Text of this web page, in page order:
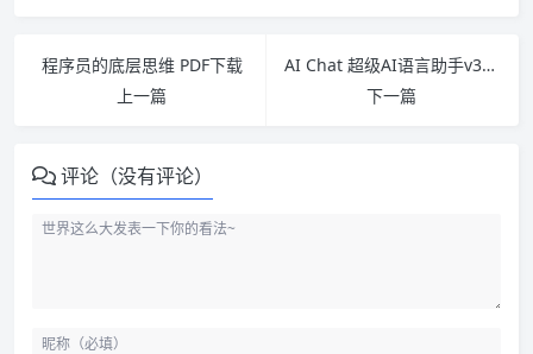
程序员的底层思维 PDF下载
上一篇
AI Chat 超级AI语言助手v3.0.4.0特权版
下一篇
评论（没有评论）